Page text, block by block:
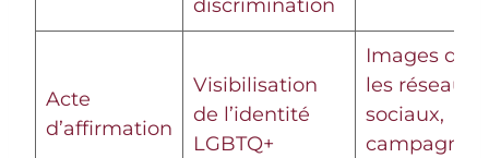
discrimination
Acte
d’affirmation
Visibilisation
de l’identité
LGBTQ+
Images
les réseaux
sociaux,
campagnes